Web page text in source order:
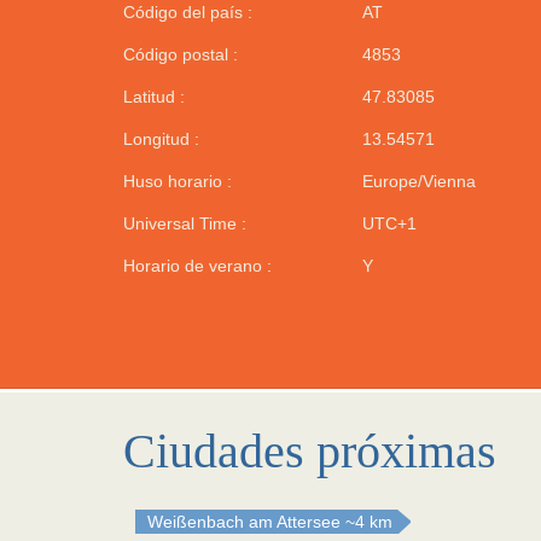
Código del país : AT
Código postal : 4853
Latitud : 47.83085
Longitud : 13.54571
Huso horario : Europe/Vienna
Universal Time : UTC+1
Horario de verano : Y
Ciudades próximas
Weißenbach am Attersee ~4 km